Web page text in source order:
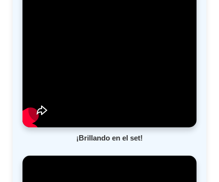
¡Brillando en el set!